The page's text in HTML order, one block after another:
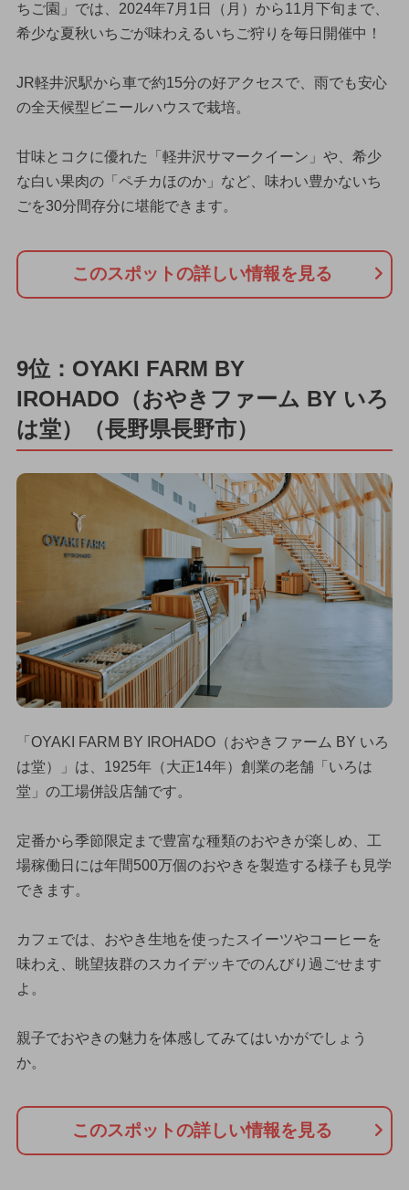
ちご園」では、2024年7月1日（月）から11月下旬まで、
希少な夏秋いちごが味わえるいちご狩りを毎日開催中！
JR軽井沢駅から車で約15分の好アクセスで、雨でも安心
の全天候型ビニールハウスで栽培。
甘味とコクに優れた「軽井沢サマークイーン」や、希少
な白い果肉の「ペチカほのか」など、味わい豊かないち
ごを30分間存分に堪能できます。
このスポットの詳しい情報を見る
9位：OYAKI FARM BY
IROHADO（おやきファーム BY いろ
は堂）（長野県長野市）
「OYAKI FARM BY IROHADO（おやきファーム BY いろ
は堂）」は、1925年（大正14年）創業の老舗「いろは
堂」の工場併設店舗です。
定番から季節限定まで豊富な種類のおやきが楽しめ、工
場稼働日には年間500万個のおやきを製造する様子も見学
できます。
カフェでは、おやき生地を使ったスイーツやコーヒーを
味わえ、眺望抜群のスカイデッキでのんびり過ごせます
よ。
親子でおやきの魅力を体感してみてはいかがでしょう
か。
このスポットの詳しい情報を見る